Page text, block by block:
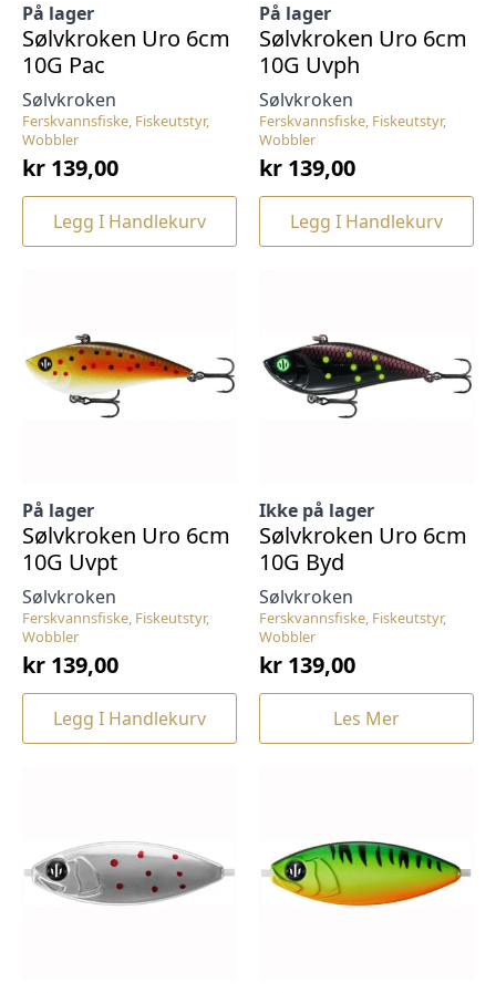
Ferskvannsfiske, Fiskeutstyr,
Wobbler
Sølvkroken
På lager
Sølvkroken Uro 6cm
10G Pac
kr 139,00
Legg I Handlekurv
Ferskvannsfiske, Fiskeutstyr,
Wobbler
Sølvkroken
På lager
Sølvkroken Uro 6cm
10G Uvph
kr 139,00
Legg I Handlekurv
Ferskvannsfiske, Fiskeutstyr,
Wobbler
Sølvkroken
På lager
Sølvkroken Uro 6cm
10G Uvpt
kr 139,00
Legg I Handlekurv
Ferskvannsfiske, Fiskeutstyr,
Wobbler
Sølvkroken
Ikke på lager
Sølvkroken Uro 6cm
10G Byd
kr 139,00
Les Mer